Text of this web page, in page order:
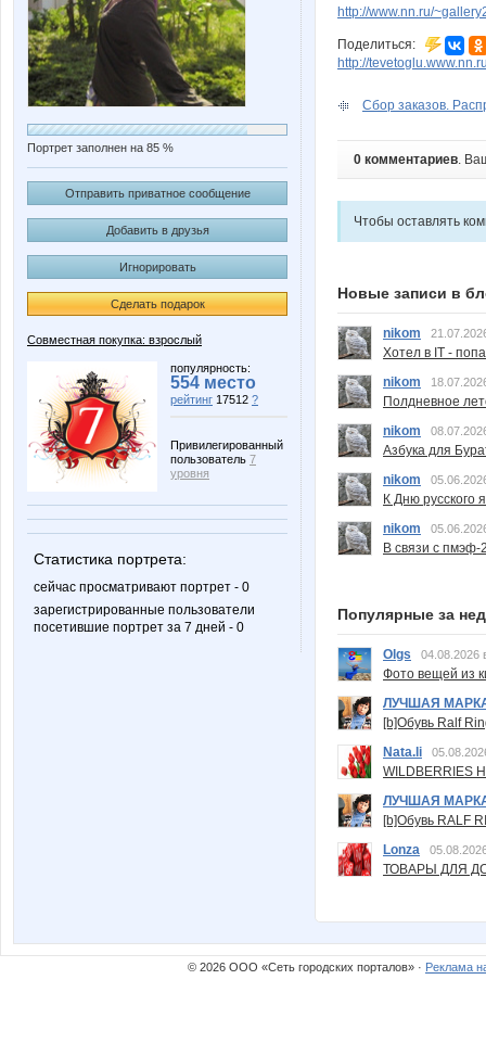
Портрет заполнен на 85 %
Отправить приватное сообщение
Добавить в друзья
Игнорировать
Сделать подарок
Совместная покупка: взрослый
популярность:
554 место
рейтинг 17512 ?
Привилегированный
пользователь 7
уровня
Статистика портрета:
сейчас просматривают портрет - 0
зарегистрированные пользователи
посетившие портрет за 7 дней - 0
http://www.nn.ru/
Поделиться:
http://
Сбор заказов.
0 комментариев.
Чтобы оставлять
Новые записи в
nikom
Хотел в IT -
nikom
Полдневное
nikom
Азбука для
nikom
К Дню русского
nikom
В связи с пмэф-
Популярные за
Olgs 04.08.2026
Фото вещей из
ЛУЧШАЯ
[b]Обувь Ralf
Nata.li
ЛУЧШАЯ
[b]Обувь RALF
Lonza
ТОВАРЫ ДЛЯ
© 2026 ООО «Сеть городских порталов» · Реклама